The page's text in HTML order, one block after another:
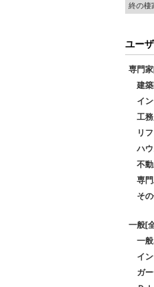
終の棲
ユー
専門
建築
イン
工務
リフ
ハウ
不動
専門
その
一般[
一般
イン
ガー